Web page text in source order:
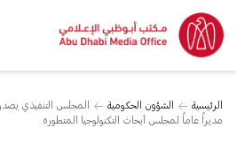
الرئيسية الشؤون الحكومية
المجلس التنفيذي
مديراً عاماً لمجلس أبحاث التكنولوجيا المتطورة